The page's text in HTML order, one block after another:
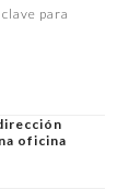
para
oficina